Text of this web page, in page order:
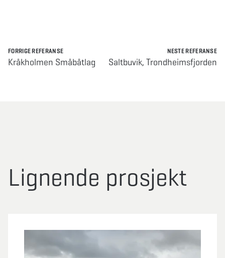
FORRIGE REFERANSE
Kråkholmen Småbåtlag
NESTE REFERANSE
Saltbuvik, Trondheimsfjorden
Lignende prosjekt